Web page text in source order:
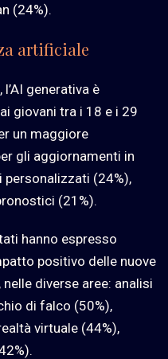
(24%).
artificiale
generativa è
giovani tra i 18 e i 29
un maggiore
gli aggiornamenti in
personalizzati (24%),
(21%).
hanno espresso
positivo delle nuove
diverse aree: analisi
di falco (50%),
virtuale (44%),